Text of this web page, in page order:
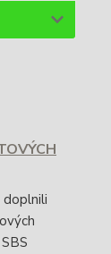
doplnili